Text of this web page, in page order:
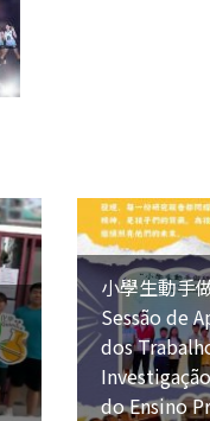
小學生動手
Sessão de
dos
do Ensino